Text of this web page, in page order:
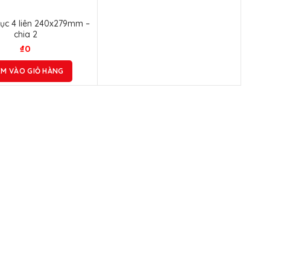
4 liên 240x279mm –
chia 2
₫0
VÀO GIỎ HÀNG